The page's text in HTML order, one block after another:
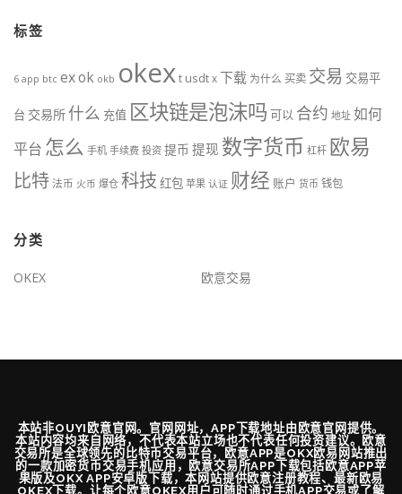
标签
6 app btc exok okb okext usdtx下载 为什么 买卖 交易 交易平
台 交易所 什么 充值 区块链是泡沫吗 可以 合约 地址 如何
平台 怎么 手机 手续费 投资 提币 提现 数字货币 杠杆 欧易
比特法币 火币 爆仓 科技 红包 苹果 认证 财经 账户 货币 钱包
分类
OKEX 欧意交易
本站非OUYI欧意官网。官网网址，APP下载地址由欧意官网提供。
本站内容均来自网络，不代表本站立场也不代表任何投资建议。欧意
交易所是全球领先的比特币交易平台，欧意APP是OKX欧易网站推出
的一款加密货币交易手机应用，欧意交易所APP下载包括欧意APP苹
果版及OKX APP安卓版下载，本网站提供欧意注册教程、最新欧易
OKEX下载。让每个欧意OKEX用户可随时通过手机APP交易或了解